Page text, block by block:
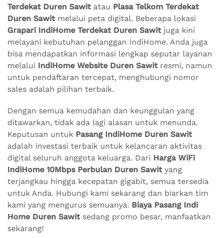
Terdekat Duren Sawit atau Plasa Telkom Terdekat
Duren Sawit melalui peta digital. Beberapa lokasi
Grapari IndiHome Terdekat Duren Sawit juga kini
melayani kebutuhan pelanggan IndiHome. Anda juga
bisa mendapatkan informasi lengkap seputar layanan
melalui IndiHome Website Duren Sawit resmi, namun
untuk pendaftaran tercepat, menghubungi nomor
sales adalah pilihan terbaik.
Dengan semua kemudahan dan keunggulan yang
ditawarkan, tidak ada lagi alasan untuk menunda.
Keputusan untuk Pasang IndiHome Duren Sawit
adalah investasi terbaik untuk kelancaran aktivitas
digital seluruh anggota keluarga. Dari Harga WiFi
IndiHome 10Mbps Perbulan Duren Sawit yang
terjangkau hingga kecepatan gigabit, semua tersedia
untuk Anda. Hubungi kami sekarang dan biarkan tim
kami yang mengurus semuanya. Biaya Pasang Indi
Home Duren Sawit sedang promo besar, manfaatkan
sekarang!